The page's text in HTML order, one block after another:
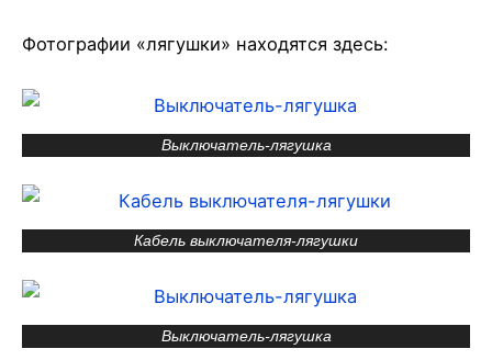
Фотографии «лягушки» находятся здесь:
Выключатель-лягушка
Кабель выключателя-лягушки
Выключатель-лягушка